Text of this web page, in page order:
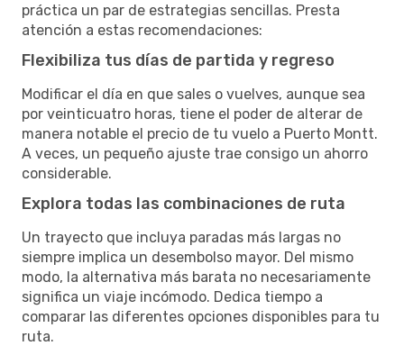
práctica un par de estrategias sencillas. Presta
atención a estas recomendaciones:
Flexibiliza tus días de partida y regreso
Modificar el día en que sales o vuelves, aunque sea
por veinticuatro horas, tiene el poder de alterar de
manera notable el precio de tu vuelo a Puerto Montt.
A veces, un pequeño ajuste trae consigo un ahorro
considerable.
Explora todas las combinaciones de ruta
Un trayecto que incluya paradas más largas no
siempre implica un desembolso mayor. Del mismo
modo, la alternativa más barata no necesariamente
significa un viaje incómodo. Dedica tiempo a
comparar las diferentes opciones disponibles para tu
ruta.